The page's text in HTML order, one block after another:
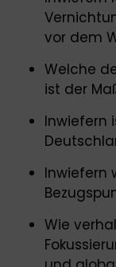
vor dem
Welche
ist der
Inwiefern
Inwiefern
Wie